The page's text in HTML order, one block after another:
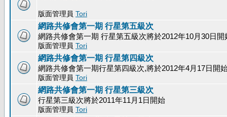
版面管理員 Tori
網路共修會第一期 行星第五級次
網路共修會第一期 行星第五級次將於2012年10月30日開
版面管理員 Tori
網路共修會第一期 行星第四級次
網路共修會第一期行星第四級次,將於2012年4月17日開
版面管理員 Tori
網路共修會第一期 行星第三級次
行星第三級次將於2011年11月1日開始
版面管理員 Tori